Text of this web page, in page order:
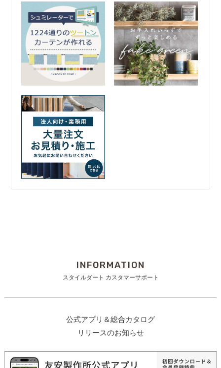
INFORMATION
スタイルダート カスタマーサポート
公式アプリ＆総合カタログ
リリースのお知らせ